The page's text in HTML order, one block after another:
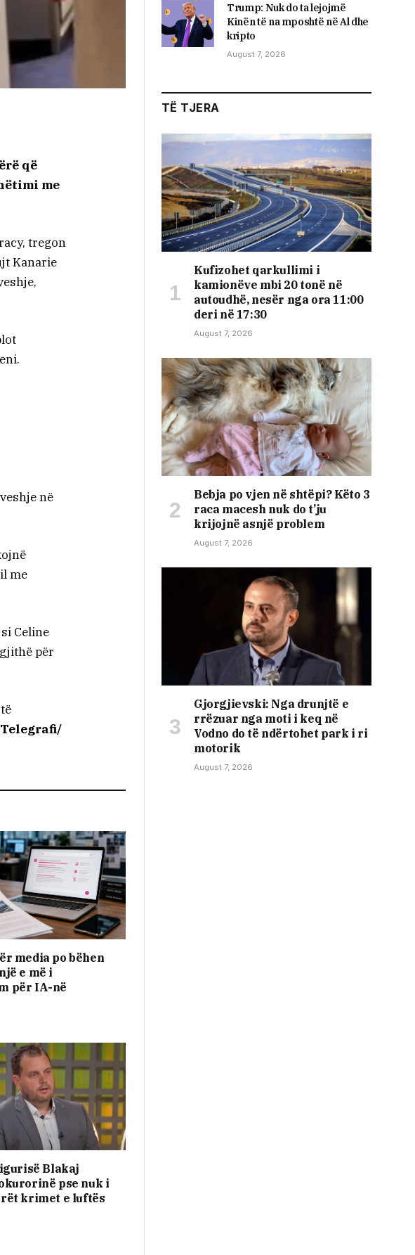
që
me
tregon
Kanarie
në
me
Celine
për
media po bëhen
e më i
për IA-në
Blakaj
pse nuk i
krimet e luftës
Trump: Nuk do ta lejojmë
Kinën të na mposhtë në Al dhe
kripto
August 7, 2026
TË TJERA
Kufizohet qarkullimi i
kamionëve mbi 20 tonë në
autoudhë, nesër nga ora 11:00
deri në 17:30
August 7, 2026
Bebja po vjen në shtëpi? Këto 3
raca macesh nuk do t’ju
krijojnë asnjë problem
August 7, 2026
Gjorgjievski: Nga drunjtë e
rrëzuar nga moti i keq në
Vodno do të ndërtohet park i ri
motorik
August 7, 2026